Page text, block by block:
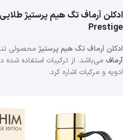
Prestige
ادکلن آرماف تگ هیم پرستیژ محصولی
آرماف می‌باشد. از ترکیبات استفاده شده
ادویه و مرکبات اشاره کرد.